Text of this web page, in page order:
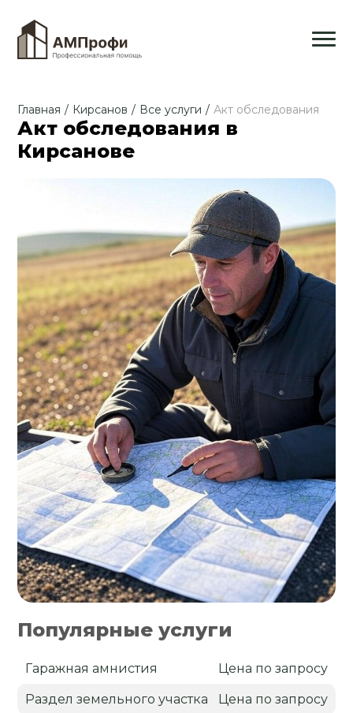
Главная / Кирсанов / Все услуги / Акт обследования
Акт обследования в
Кирсанове
Популярные услуги
Гаражная амнистия Цена по запросу
Раздел земельного участка Цена по запросу